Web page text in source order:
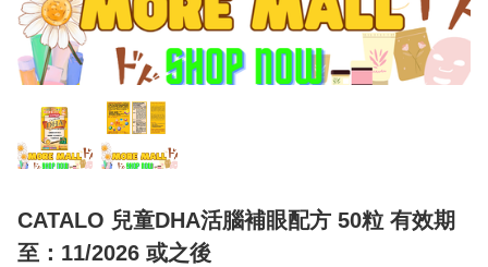
CATALO 兒童DHA活腦補眼配方 50粒 有效期
至：11/2026 或之後